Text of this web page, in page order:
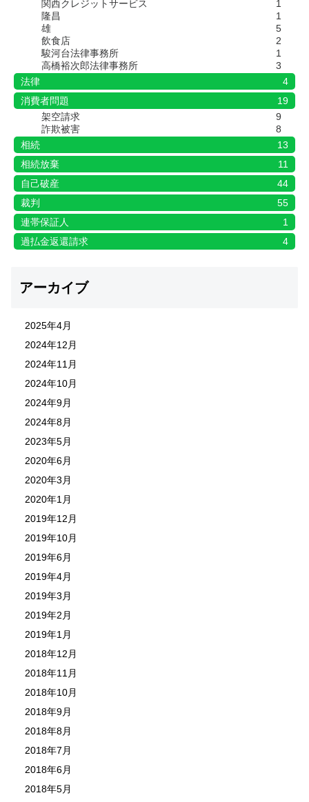
関西クレジットサービス
1
隆昌
1
雄
5
飲食店
2
駿河台法律事務所
1
高橋裕次郎法律事務所
3
法律
4
消費者問題
19
架空請求
9
詐欺被害
8
相続
13
相続放棄
11
自己破産
44
裁判
55
連帯保証人
1
過払金返還請求
4
アーカイブ
2025年4月
2024年12月
2024年11月
2024年10月
2024年9月
2024年8月
2023年5月
2020年6月
2020年3月
2020年1月
2019年12月
2019年10月
2019年6月
2019年4月
2019年3月
2019年2月
2019年1月
2018年12月
2018年11月
2018年10月
2018年9月
2018年8月
2018年7月
2018年6月
2018年5月